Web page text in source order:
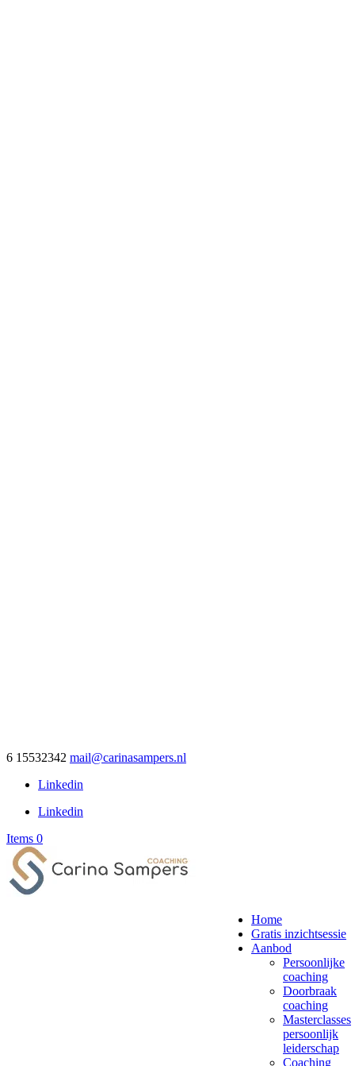
6 15532342 mail@carinasampers.nl
Linkedin
Linkedin
Items 0
Home
Gratis inzichtsessie
Aanbod
Persoonlijke
coaching
Doorbraak
coaching
Masterclasses
persoonlijk
leiderschap
Coaching